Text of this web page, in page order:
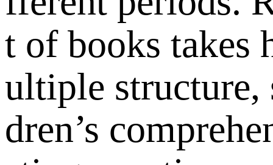
t of books takes
ultiple structure,
dren’s